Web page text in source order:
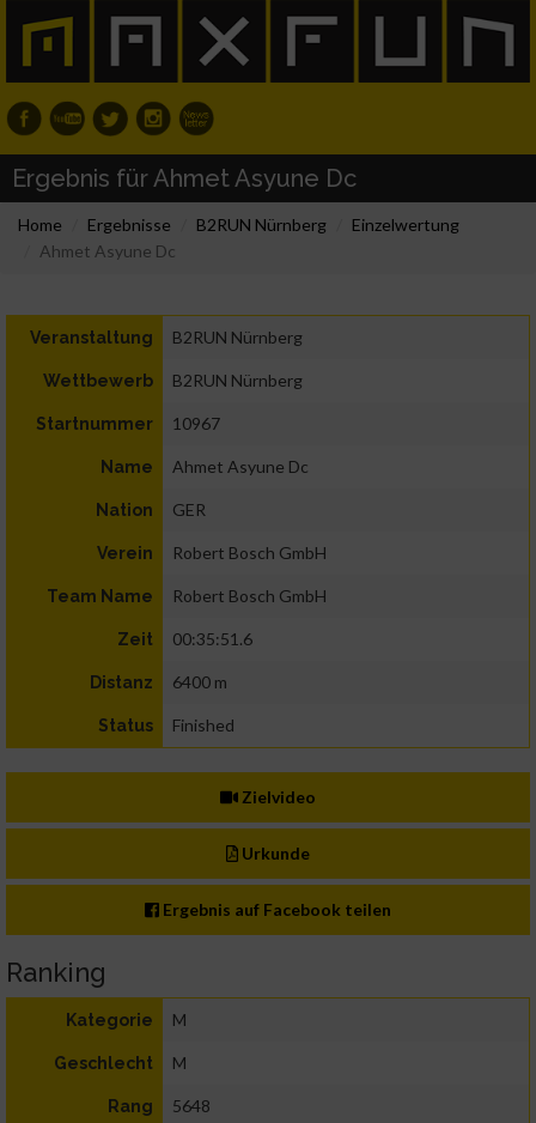
Ergebnis für Ahmet Asyune Dc
Home Ergebnisse B2RUN Nürnberg
Einzelwertung
Ahmet Asyune Dc
Veranstaltung B2RUN Nürnberg
Wettbewerb B2RUN Nürnberg
Startnummer 10967
Name Ahmet Asyune Dc
Nation GER
Verein Robert Bosch GmbH
Team Name Robert Bosch GmbH
Zeit 00:35:51.6
Distanz 6400 m
Status Finished
Zielvideo
Urkunde
Ergebnis auf Facebook teilen
Ranking
Kategorie M
Geschlecht M
Rang 5648